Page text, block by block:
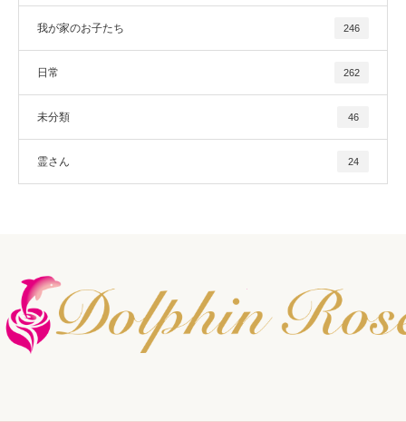
我が家のお子たち 246
日常 262
未分類 46
霊さん 24